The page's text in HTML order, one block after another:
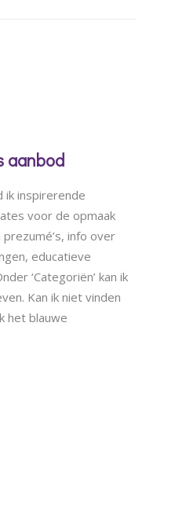
aanbod
ik inspirerende
voor de opmaak
info over
educatieve
‘Categoriën’ kan ik
Kan ik niet vinden
het blauwe